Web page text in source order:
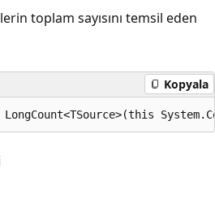
toplam sayısını temsil eden
Kopyala